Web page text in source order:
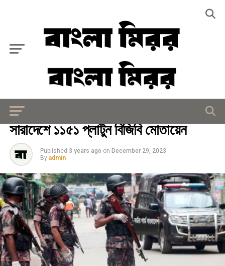
জাতীয়
সারাদেশে ১১৫১ প্লাটুন বিজিবি মোতায়েন
Published 3 years ago on December 29, 2023
By admin